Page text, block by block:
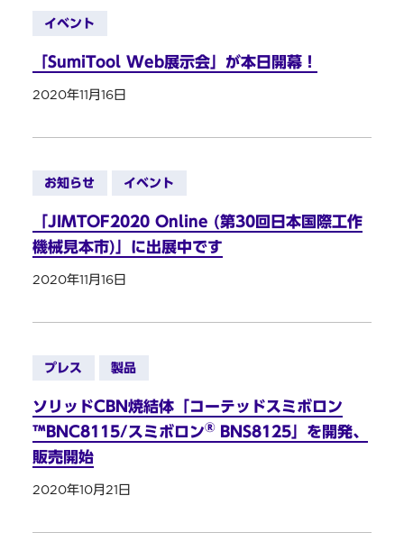
イベント
「SumiTool Web展示会」が本日開幕！
2020年11月16日
お知らせ イベント
「JIMTOF2020 Online (第30回日本国際工作
機械見本市)」に出展中です
2020年11月16日
プレス 製品
ソリッドCBN焼結体「コーテッドスミボロン
™BNC8115/スミボロン®BNS8125」を開発、
販売開始
2020年10月21日